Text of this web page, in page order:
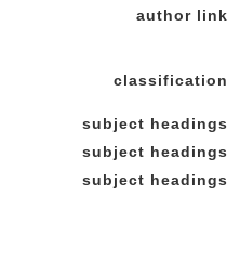
author link
classification
subject headings
subject headings
subject headings